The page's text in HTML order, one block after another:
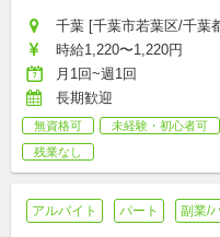
千葉 [千葉市若葉区/千葉
時給1,220〜1,220円
月1回~週1回
長期歓迎
無資格可 未経験・初心者可
残業なし
アルバイト パート 副業/